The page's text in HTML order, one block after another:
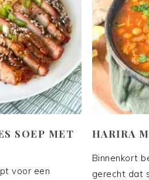
SOEP MET
voor een
HARIRA
Binnenkort
gerecht dat